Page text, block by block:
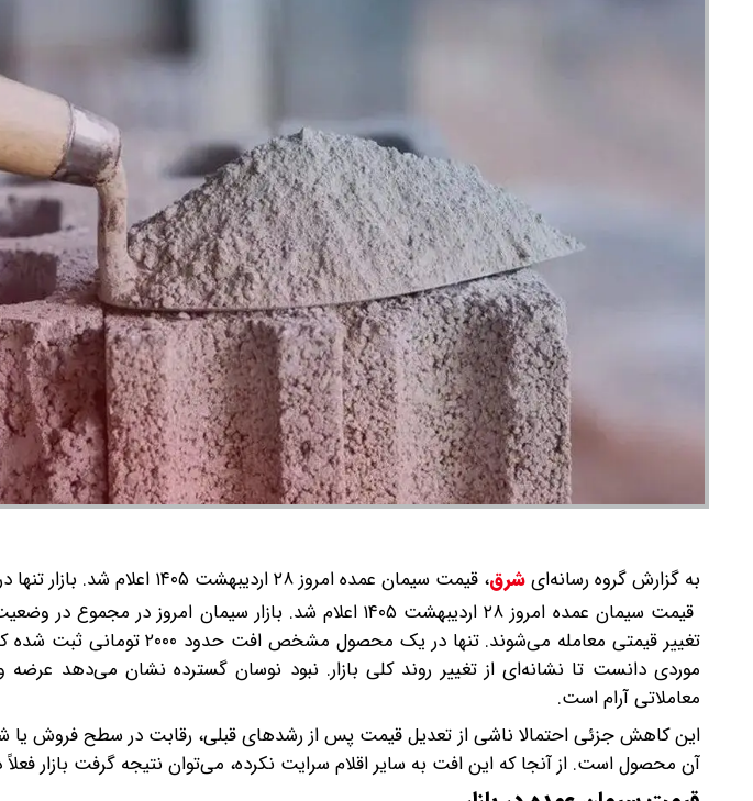
به گزارش گروه رسانه‌ایشرق، قیمت سیمان عمده امروز ۲۸ اردیبهشت ۱۴۰۵ اعلام شد. بازار تنها در یک محصول افت بها را تجربه می‌کند.
قیمت سیمان عمده امروز ۲۸ اردیبهشت ۱۴۰۵ اعلام شد. بازار سیمان
تغییر قیمتی معامله می‌شوند. تنها در
موردی دانست تا نشانه‌ای از تغییر روند کلی بازار. نبود نوسان گسترده نشان می‌دهد عرضه
معاملاتی آرام است.
این کاهش جزئی احتمالا ناشی از تعدیل قیمت پس از رشدهای قبلی، رقابت در سطح فروش یا
آن محصول است. از آنجا که این افت به سایر اقلام سرایت نکرده، می‌توان نتیجه گرفت بازار